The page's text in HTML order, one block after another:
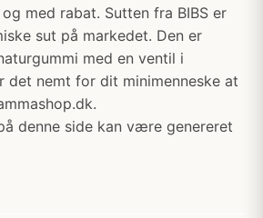
med rabat. Sutten fra BIBS er
sut på markedet. Den er
med en ventil i
det nemt for dit minimenneske at
denne side kan være genereret